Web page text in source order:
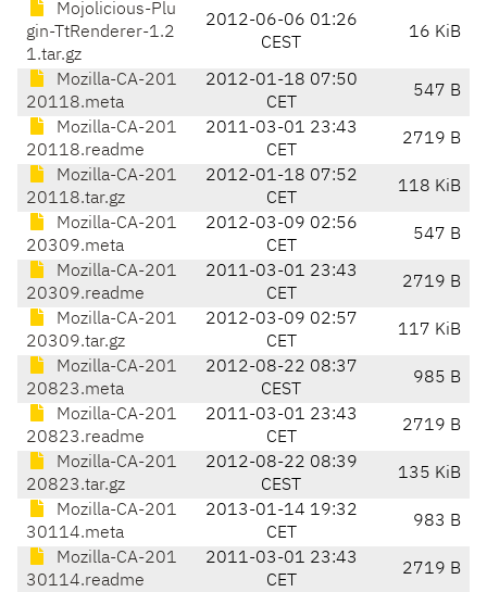
Mojolicious-Plu
gin-TtRenderer-1.2
1.tar.gz
2012-06-06 01:26
CEST
16 KiB
Mozilla-CA-201
20118.meta
2012-01-18 07:50
CET
547 B
Mozilla-CA-201
20118.readme
2011-03-01 23:43
CET
2719 B
Mozilla-CA-201
20118.tar.gz
2012-01-18 07:52
CET
118 KiB
Mozilla-CA-201
20309.meta
2012-03-09 02:56
CET
547 B
Mozilla-CA-201
20309.readme
2011-03-01 23:43
CET
2719 B
Mozilla-CA-201
20309.tar.gz
2012-03-09 02:57
CET
117 KiB
Mozilla-CA-201
20823.meta
2012-08-22 08:37
CEST
985 B
Mozilla-CA-201
20823.readme
2011-03-01 23:43
CET
2719 B
Mozilla-CA-201
20823.tar.gz
2012-08-22 08:39
CEST
135 KiB
Mozilla-CA-201
30114.meta
2013-01-14 19:32
CET
983 B
Mozilla-CA-201
30114.readme
2011-03-01 23:43
CET
2719 B